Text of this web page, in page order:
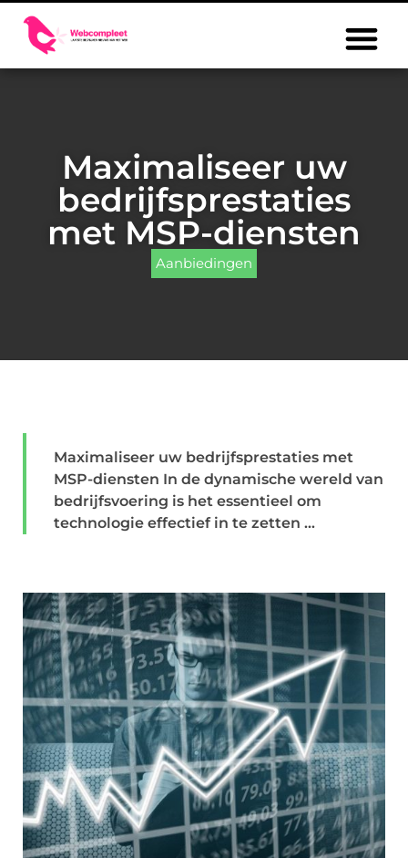
Maximaliseer uw
bedrijfsprestaties
met MSP-diensten
Aanbiedingen
Maximaliseer uw bedrijfsprestaties met
MSP-diensten In de dynamische wereld van
bedrijfsvoering is het essentieel om
technologie effectief in te zetten ...